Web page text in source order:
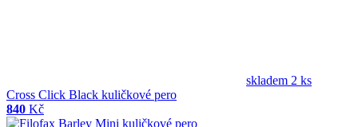
skladem 2 ks
Cross Click Black kuličkové pero
840 Kč